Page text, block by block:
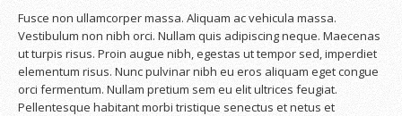
Fusce non ullamcorper massa. Aliquam ac vehicula massa.
Vestibulum non nibh orci. Nullam quis adipiscing neque. Maecenas
ut turpis risus. Proin augue nibh, egestas ut tempor sed, imperdiet
elementum risus. Nunc pulvinar nibh eu eros aliquam eget congue
orci fermentum. Nullam pretium sem eu elit ultrices feugiat.
Pellentesque habitant morbi tristique senectus et netus et